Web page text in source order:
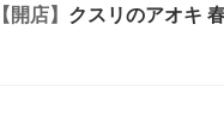
【開店】 クスリのアオキ